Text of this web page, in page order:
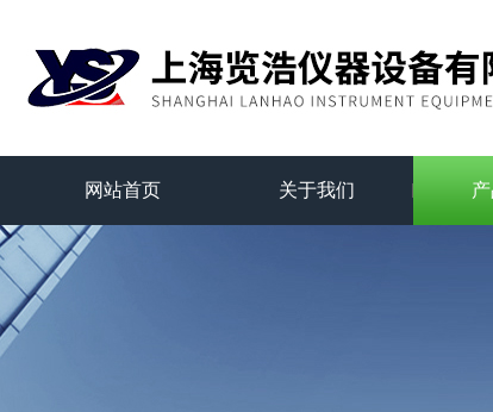
网站首页 关于我们